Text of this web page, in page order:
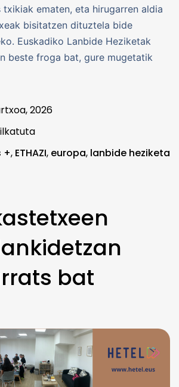
ematen, eta hirugarren aldia
bisitatzen dituztela bide
Euskadiko Lanbide Heziketak
beste froga bat, gure mugetatik
2026
+, ETHAZI, europa, lanbide heziketa
bat